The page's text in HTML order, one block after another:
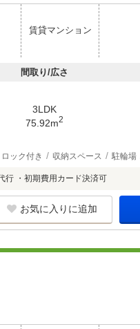
賃貸マンション
間取り/広さ
3LDK
75.92m2
ック付き 収納スペース 駐輪場
行 ・初期費用カード決済可
お気に入りに追加